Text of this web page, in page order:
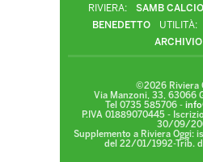
RIVIERA: SAMB CALCIO
BENEDETTO
UTILITÀ:
ARCHIVIO
©2026 Riviera
Via Manzoni, 33, 63066
Tel 0735 585706 -
P.IVA 01889070445 -
30/09/
Supplemento a Riviera Oggi:
del 22/01/1992-Trib.